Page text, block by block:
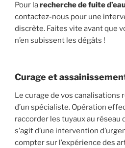
Pour larecherche de fuite
contactez-nous pour une
discrète. Faites vite avant que
n’en subissent les dégâts !
Curage et
Le curage de vos canalisations
d’un spécialiste. Opération
raccorder les tuyaux au réseau
s’agit d’une intervention
compter sur l’expérience des